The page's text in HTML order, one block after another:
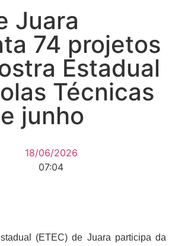
Juara
74 projetos
Estadual
Técnicas
junho
18/06/2026
07:04
(ETEC) de Juara participa da